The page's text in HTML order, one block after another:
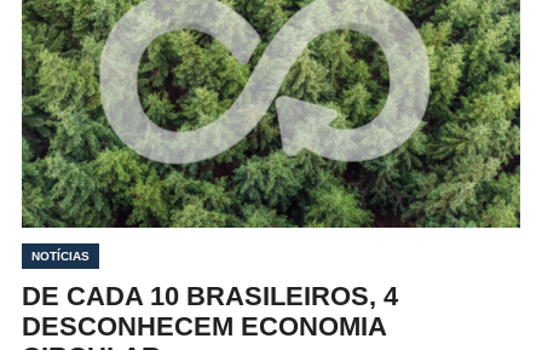
NOTÍCIAS
DE CADA 10 BRASILEIROS, 4
DESCONHECEM ECONOMIA